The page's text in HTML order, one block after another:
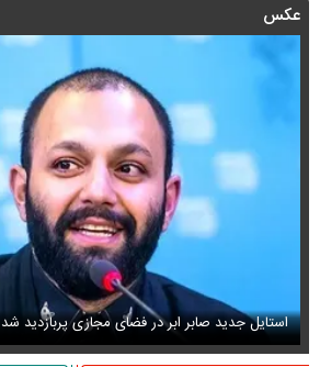
عکس
استایل جدید صابر ابر در فضای مجازی پربازدید شد